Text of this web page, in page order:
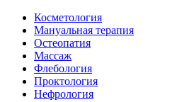
Косметология
Мануальная терапия
Остеопатия
Массаж
Флебология
Проктология
Нефрология